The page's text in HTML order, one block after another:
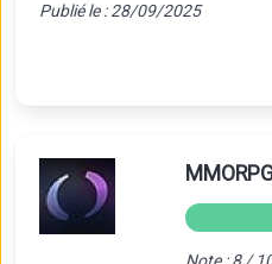
Publié le : 28/09/2025